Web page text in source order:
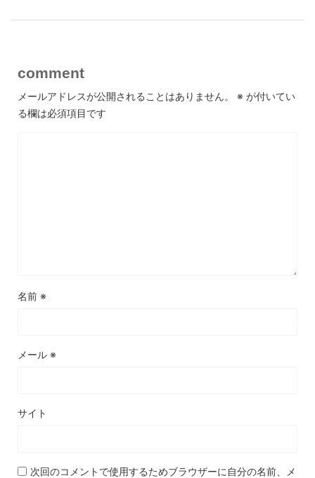
comment
メールアドレスが公開されることはありません。 ※ が付いてい
る欄は必須項目です
名前 ※
メール ※
サイト
次回のコメントで使用するためブラウザーに自分の名前、メ